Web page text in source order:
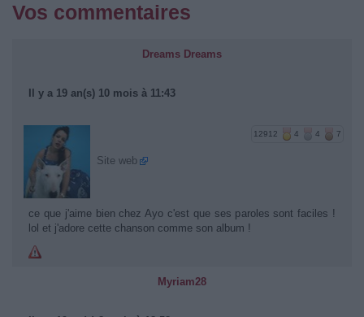
Vos commentaires
Dreams Dreams
Il y a 19 an(s) 10 mois à 11:43
12912 4 4 7
Site web
ce que j'aime bien chez Ayo c'est que ses paroles sont faciles !
lol et j'adore cette chanson comme son album !
Myriam28